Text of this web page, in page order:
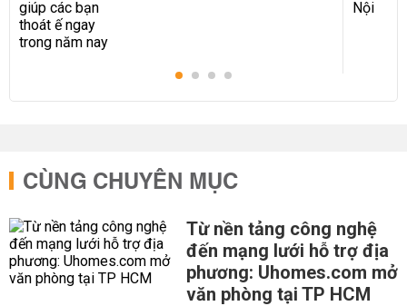
CÙNG CHUYÊN MỤC
Từ nền tảng công nghệ
đến mạng lưới hỗ trợ địa
phương: Uhomes.com mở
văn phòng tại TP HCM